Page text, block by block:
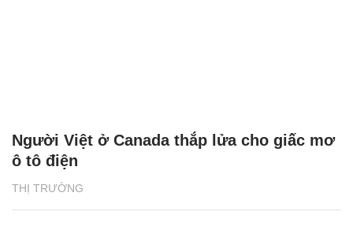
THỊ TRƯỜNG
Người Việt ở Canada thắp lửa cho giấc mơ
ô tô điện